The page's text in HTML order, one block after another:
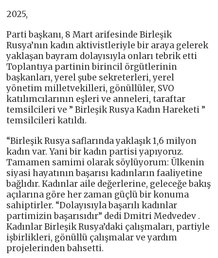
2025,
Parti başkanı, 8 Mart arifesinde Birleşik
Rusya’nın kadın aktivistleriyle bir araya gelerek
yaklaşan bayram dolayısıyla onları tebrik etti
Toplantıya partinin birincil örgütlerinin
başkanları, yerel şube sekreterleri, yerel
yönetim milletvekilleri, gönüllüler, SVO
katılımcılarının eşleri ve anneleri, taraftar
temsilcileri ve ” Birleşik Rusya Kadın Hareketi ”
temsilcileri katıldı.
“Birleşik Rusya saflarında yaklaşık 1,6 milyon
kadın var. Yani bir kadın partisi yapıyoruz.
Tamamen samimi olarak söylüyorum: Ülkenin
siyasi hayatının başarısı kadınların faaliyetine
bağlıdır. Kadınlar aile değerlerine, geleceğe bakış
açılarına göre her zaman güçlü bir konuma
sahiptirler. “Dolayısıyla başarılı kadınlar
partimizin başarısıdır” dedi Dmitri Medvedev .
Kadınlar Birleşik Rusya’daki çalışmaları, partiyle
işbirlikleri, gönüllü çalışmalar ve yardım
projelerinden bahsetti.